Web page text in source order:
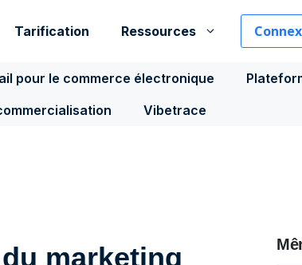
Tarification Ressources
pour le commerce électronique
Vibetrace
marketing